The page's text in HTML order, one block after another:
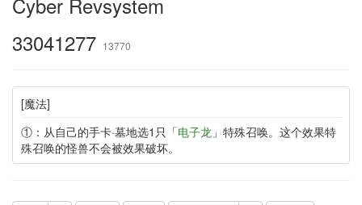
33041277 13770
[魔法]
①：从自己的手卡·墓地选1只「电子龙 」特殊召唤。这个效果特
殊召唤的怪兽不会被效果破坏。